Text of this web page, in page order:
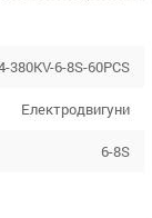
380KV-6-8S-60PCS
Електродвигуни
6-8S